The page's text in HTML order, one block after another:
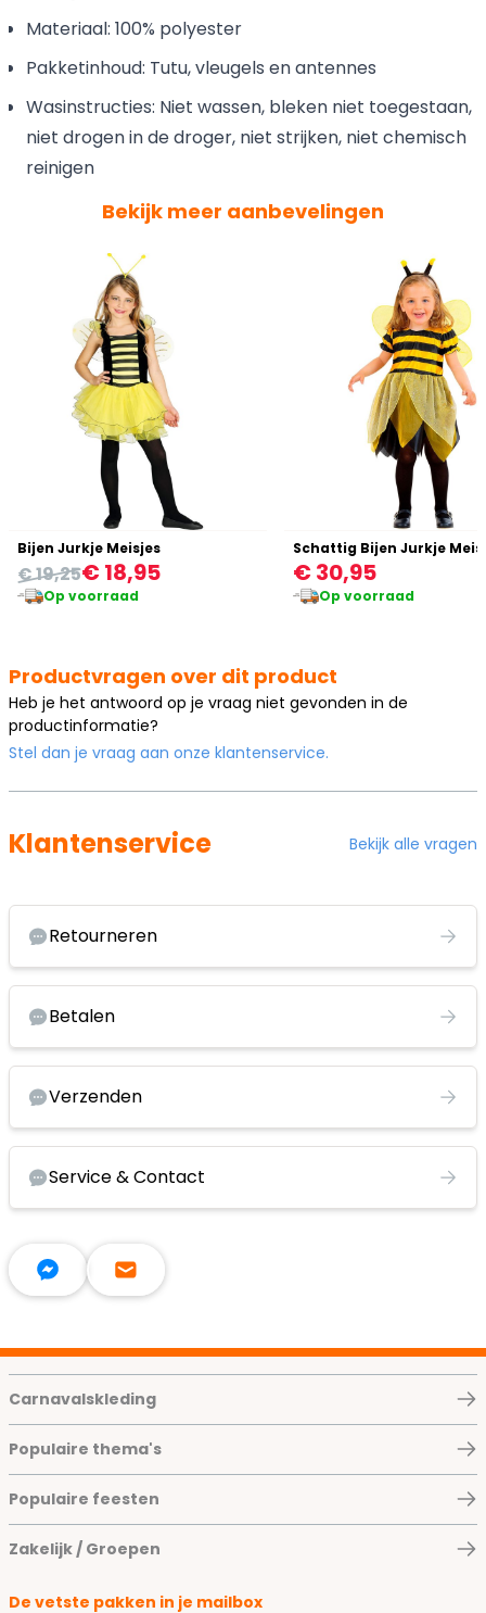
Materiaal: 100% polyester
Pakketinhoud: Tutu, vleugels en antennes
Wasinstructies: Niet wassen, bleken niet toegestaan,
niet drogen in de droger, niet strijken, niet chemisch
reinigen
Bekijk meer aanbevelingen
Bijen Jurkje Meisjes
€ 18,95
€ 19,25
Op voorraad
Schattig Bijen Jurkje
€ 30,95
Op voorraad
Productvragen over dit product
Heb je het antwoord op je vraag niet gevonden in de
productinformatie?
Stel dan je vraag aan onze klantenservice.
Klantenservice Bekijk alle vragen
Retourneren
Betalen
Verzenden
Service & Contact
Carnavalskleding
Populaire thema's
Populaire feesten
Zakelijk / Groepen
De vetste pakken in je mailbox